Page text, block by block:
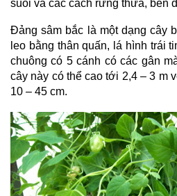
suối và các cách rừng thưa, bên
Đảng sâm bắc là một dạng cây
leo bằng thân quấn, lá hình trái
chuông có 5 cánh có các gân
cây này có thể cao tới 2,4 – 3 m
10 – 45 cm.